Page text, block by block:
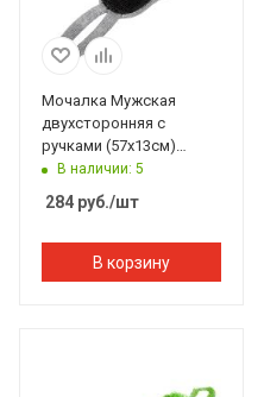
Мочалка Мужская
двухсторонняя с
ручками (57х13см)
Банные штучки
В наличии: 5
284 руб./шт
В корзину